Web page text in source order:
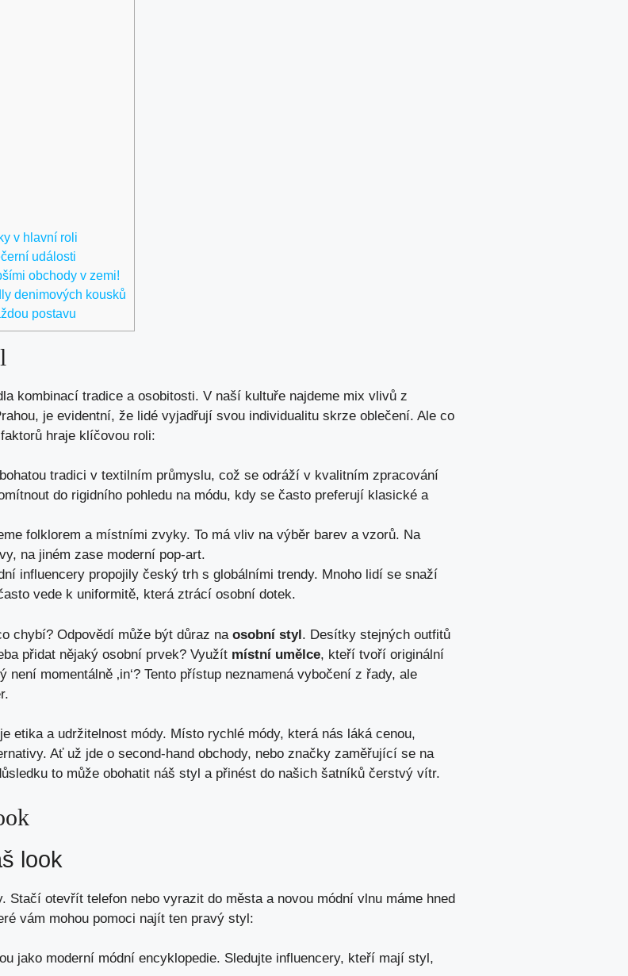
v hlavní roli
události
obchody v zemi!
denimových kousků
postavu
kombinací tradice a osobitosti. V naší kultuře najdeme mix vlivů z
je evidentní, že lidé vyjadřují svou individualitu skrze oblečení. Ale co
hraje klíčovou roli:
tradici v textilním průmyslu, což se odráží v kvalitním zpracování
do rigidního pohledu na módu, kdy se často preferují klasické a
folklorem a místními zvyky. To má vliv na výběr barev a vzorů. Na
na jiném zase moderní pop-art.
influencery propojily český trh s globálními trendy. Mnoho lidí se snaží
vede k uniformitě, která ztrácí osobní dotek.
chybí? Odpovědí může být důraz na osobní styl. Desítky stejných outfitů
přidat nějaký osobní prvek? Využít místní umělce, kteří tvoří originální
momentálně ‚in‘? Tento přístup neznamená vybočení z řady, ale
etika a udržitelnost módy. Místo rychlé módy, která nás láká cenou,
Ať už jde o second-hand obchody, nebo značky zaměřující se na
to může obohatit náš styl a přinést do našich šatníků čerstvý vítr.
look
Stačí otevřít telefon nebo vyrazit do města a novou módní vlnu máme hned
vám mohou pomoci najít ten pravý styl:
jako moderní módní encyklopedie. Sledujte influencery, kteří mají styl,